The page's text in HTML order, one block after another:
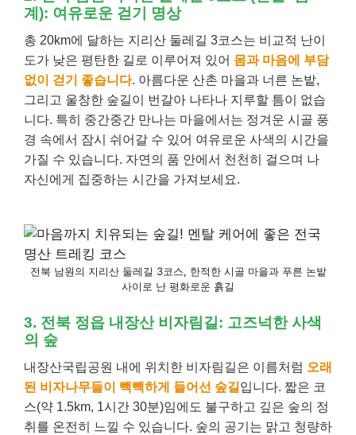
계): 여유로운 걷기 명상
총 20km에 달하는 지리산 둘레길 3코스는 비교적 난이
도가 낮은 평탄한 길로 이루어져 있어 몸과 마음에 부담
없이 걷기 좋습니다. 아름다운 산촌 마을과 너른 논밭,
그리고 울창한 숲길이 번갈아 나타나 지루할 틈이 없습
니다. 특히 중간중간 만나는 마을에서는 정겨운 시골 풍
경 속에서 잠시 쉬어갈 수 있어 여유로운 사색의 시간을
가질 수 있습니다. 자연의 품 안에서 천천히 걸으며 나
자신에게 집중하는 시간을 가져보세요.
전북 남원의 지리산 둘레길 3코스, 한적한 시골 마을과 푸른 논밭
사이로 난 평화로운 흙길
3. 전북 정읍 내장산 비자림길: 고즈넉한 사색
의 숲
내장산국립공원 내에 위치한 비자림길은 이름처럼 오래
된 비자나무들이 빽빽하게 들어선 숲길 입니다. 짧은 코
스(약 1.5km, 1시간 30분)임에도 불구하고 깊은 숲의 정
취를 온전히 느낄 수 있습니다. 숲의 공기는 맑고 청량하